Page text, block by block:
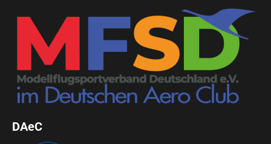
DAeC